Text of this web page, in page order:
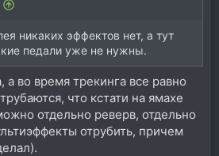
никаких эффектов нет, а тут
педали уже не нужны.
а во время трекинга все равно
что кстати на ямахе
отдельно реверв, отдельно
отрубить, причем